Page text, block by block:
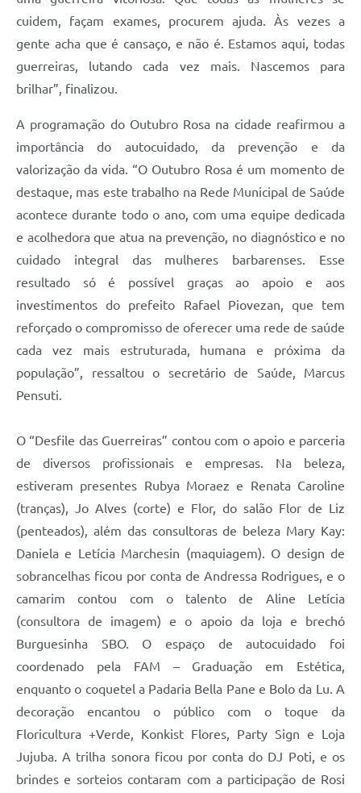
cuidem, façam exames, procurem ajuda. Às vezes a
gente acha que é cansaço, e não é. Estamos aqui, todas
guerreiras, lutando cada vez mais. Nascemos para
brilhar”, finalizou.
A programação do Outubro Rosa na cidade reafirmou a
importância do autocuidado, da prevenção e da
valorização da vida. “O Outubro Rosa é um momento de
destaque, mas este trabalho na Rede Municipal de Saúde
acontece durante todo o ano, com uma equipe dedicada
e acolhedora que atua na prevenção, no diagnóstico e no
cuidado integral das mulheres barbarenses. Esse
resultado só é possível graças ao apoio e aos
investimentos do prefeito Rafael Piovezan, que tem
reforçado o compromisso de oferecer uma rede de saúde
cada vez mais estruturada, humana e próxima da
população”, ressaltou o secretário de Saúde, Marcus
Pensuti.
O “Desfile das Guerreiras” contou com o apoio e parceria
de diversos profissionais e empresas. Na beleza,
estiveram presentes Rubya Moraez e Renata Caroline
(tranças), Jo Alves (corte) e Flor, do salão Flor de Liz
(penteados), além das consultoras de beleza Mary Kay:
Daniela e Letícia Marchesin (maquiagem). O design de
sobrancelhas ficou por conta de Andressa Rodrigues, e o
camarim contou com o talento de Aline Letícia
(consultora de imagem) e o apoio da loja e brechó
Burguesinha SBO. O espaço de autocuidado foi
coordenado pela FAM – Graduação em Estética,
enquanto o coquetel a Padaria Bella Pane e Bolo da Lu. A
decoração encantou o público com o toque da
Floricultura +Verde, Konkist Flores, Party Sign e Loja
Jujuba. A trilha sonora ficou por conta do DJ Poti, e os
brindes e sorteios contaram com a participação de Rosi